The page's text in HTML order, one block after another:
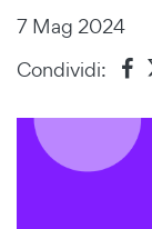
7 Mag 2024
Condividi: